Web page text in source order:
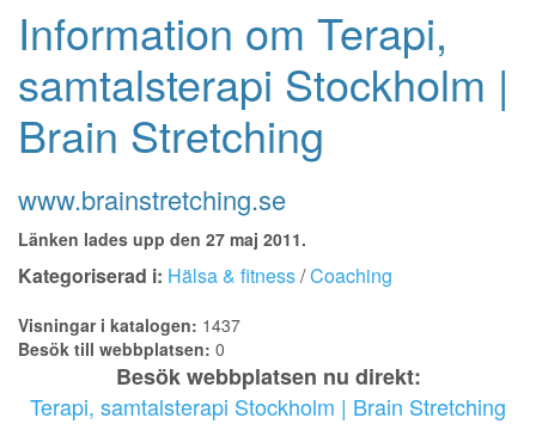
Information om Terapi,
samtalsterapi Stockholm |
Brain Stretching
www.brainstretching.se
Länken lades upp den 27 maj 2011.
Kategoriserad i: Hälsa & fitness/Coaching
Visningar i katalogen: 1437
Besök till webbplatsen: 0
Besök webbplatsen nu direkt:
Terapi, samtalsterapi Stockholm | Brain Stretching